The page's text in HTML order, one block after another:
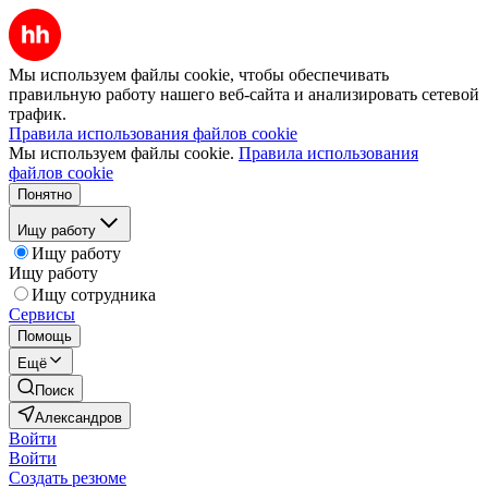
Мы используем файлы cookie, чтобы обеспечивать
правильную работу нашего веб-сайта и анализировать сетевой
трафик.
Правила использования файлов cookie
Мы используем файлы cookie. Правила использования
файлов cookie
Понятно
Ищу работу
Ищу работу
Ищу работу
Ищу сотрудника
Сервисы
Помощь
Ещё
Поиск
Александров
Войти
Войти
Создать резюме